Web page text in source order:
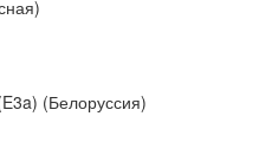
(Белоруссия)